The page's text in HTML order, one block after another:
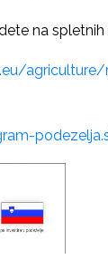
na spletnih